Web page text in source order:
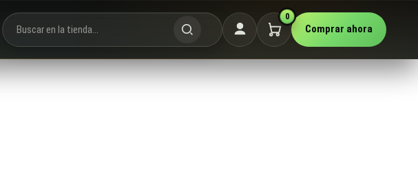
Buscar productos
0
Comprar ahora